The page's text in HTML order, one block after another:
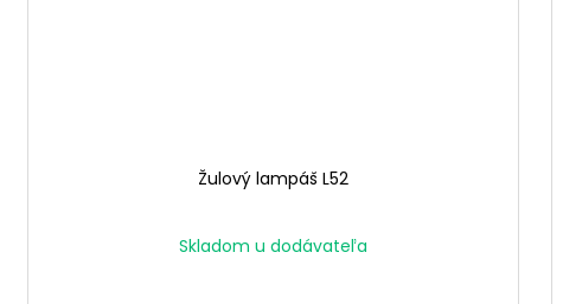
Žulový lampáš L52
Skladom u dodávateľa